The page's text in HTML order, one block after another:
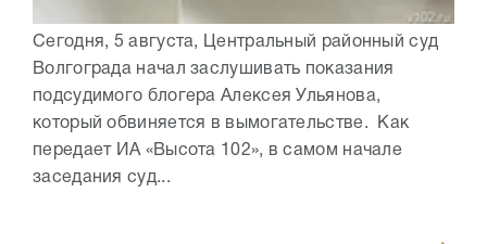
Сегодня, 5 августа, Центральный районный суд
Волгограда начал заслушивать показания
подсудимого блогера Алексея Ульянова,
который обвиняется в вымогательстве. Как
передает ИА «Высота 102», в самом начале
заседания суд...